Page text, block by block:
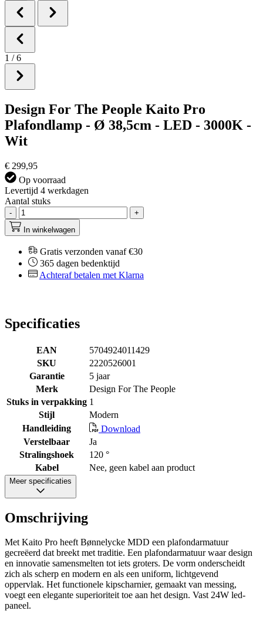
1 / 6
Design For The People Kaito Pro
Plafondlamp - Ø 38,5cm - LED - 3000K -
Wit
€ 299,95
Op voorraad
Levertijd 4 werkdagen
Aantal stuks
-
+
In winkelwagen
Gratis verzonden vanaf €30
365 dagen bedenktijd
Achteraf betalen met Klarna
Specificaties
EAN
5704924011429
SKU
2220526001
Garantie
5 jaar
Merk
Design For The People
Stuks in verpakking 1
Stijl
Modern
Handleiding
Download
Verstelbaar
Ja
Stralingshoek
120 °
Kabel
Nee, geen kabel aan product
Meer specificaties
Omschrijving
Met Kaito Pro heeft Bønnelycke MDD een plafondarmatuur
gecreëerd dat breekt met traditie. Een plafondarmatuur waar design
en innovatie samensmelten tot iets groters. De vorm onderscheidt
zich als scherp en modern en als een uniform, lichtgevend
oppervlak. Het functionele kipscharnier, gemaakt van messing,
voegt een elegante superioriteit toe aan het design. Vast 24W led-
paneel.